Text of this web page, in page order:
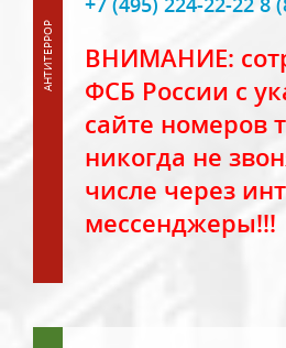
ВНИМАНИЕ:
ФСБ России с
сайте номеров
никогда не
числе через
мессенджеры!!!